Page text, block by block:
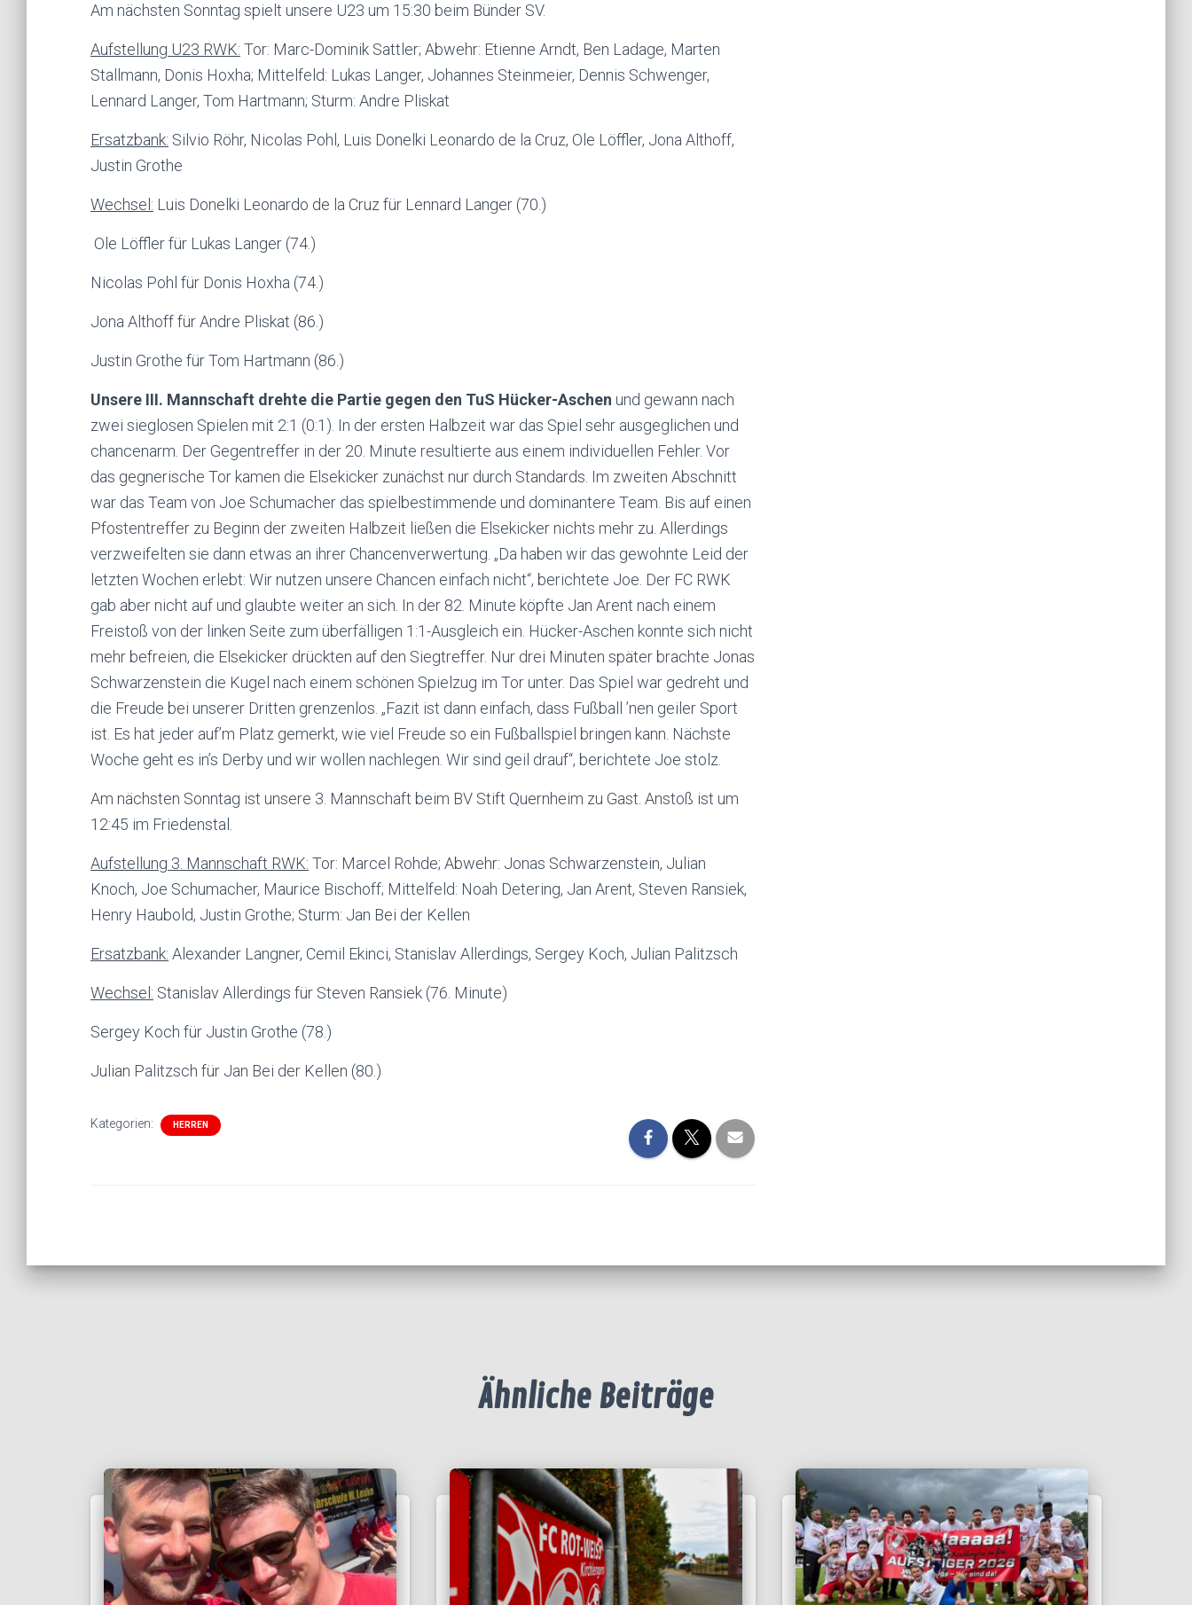
Am nächsten Sonntag spielt unsere U23 um 15:30 beim Bünder SV.
Aufstellung U23 RWK: Tor: Marc-Dominik Sattler; Abwehr: Etienne Arndt, Ben Ladage, Marten
Stallmann, Donis Hoxha; Mittelfeld: Lukas Langer, Johannes Steinmeier, Dennis Schwenger,
Lennard Langer, Tom Hartmann; Sturm: Andre Pliskat
Ersatzbank: Silvio Röhr, Nicolas Pohl, Luis Donelki Leonardo de la Cruz, Ole Löffler, Jona Althoff,
Justin Grothe
Wechsel: Luis Donelki Leonardo de la Cruz für Lennard Langer (70.)
Ole Löffler für Lukas Langer (74.)
Nicolas Pohl für Donis Hoxha (74.)
Jona Althoff für Andre Pliskat (86.)
Justin Grothe für Tom Hartmann (86.)
Unsere III. Mannschaft drehte die Partie gegen den TuS Hücker-Aschen und gewann nach
zwei sieglosen Spielen mit 2:1 (0:1). In der ersten Halbzeit war das Spiel sehr ausgeglichen und
chancenarm. Der Gegentreffer in der 20. Minute resultierte aus einem individuellen Fehler. Vor
das gegnerische Tor kamen die Elsekicker zunächst nur durch Standards. Im zweiten Abschnitt
war das Team von Joe Schumacher das spielbestimmende und dominantere Team. Bis auf einen
Pfostentreffer zu Beginn der zweiten Halbzeit ließen die Elsekicker nichts mehr zu. Allerdings
verzweifelten sie dann etwas an ihrer Chancenverwertung. „Da haben wir das gewohnte Leid der
letzten Wochen erlebt: Wir nutzen unsere Chancen einfach nicht“, berichtete Joe. Der FC RWK
gab aber nicht auf und glaubte weiter an sich. In der 82. Minute köpfte Jan Arent nach einem
Freistoß von der linken Seite zum überfälligen 1:1-Ausgleich ein. Hücker-Aschen konnte sich nicht
mehr befreien, die Elsekicker drückten auf den Siegtreffer. Nur drei Minuten später brachte Jonas
Schwarzenstein die Kugel nach einem schönen Spielzug im Tor unter. Das Spiel war gedreht und
die Freude bei unserer Dritten grenzenlos. „Fazit ist dann einfach, dass Fußball ’nen geiler Sport
ist. Es hat jeder auf’m Platz gemerkt, wie viel Freude so ein Fußballspiel bringen kann. Nächste
Woche geht es in’s Derby und wir wollen nachlegen. Wir sind geil drauf“, berichtete Joe stolz.
Am nächsten Sonntag ist unsere 3. Mannschaft beim BV Stift Quernheim zu Gast. Anstoß ist um
12:45 im Friedenstal.
Aufstellung 3. Mannschaft RWK: Tor: Marcel Rohde; Abwehr: Jonas Schwarzenstein, Julian
Knoch, Joe Schumacher, Maurice Bischoff; Mittelfeld: Noah Detering, Jan Arent, Steven Ransiek,
Henry Haubold, Justin Grothe; Sturm: Jan Bei der Kellen
Ersatzbank: Alexander Langner, Cemil Ekinci, Stanislav Allerdings, Sergey Koch, Julian Palitzsch
Wechsel: Stanislav Allerdings für Steven Ransiek (76. Minute)
Sergey Koch für Justin Grothe (78.)
Julian Palitzsch für Jan Bei der Kellen (80.)
Kategorien: HERREN
Ähnliche Beiträge